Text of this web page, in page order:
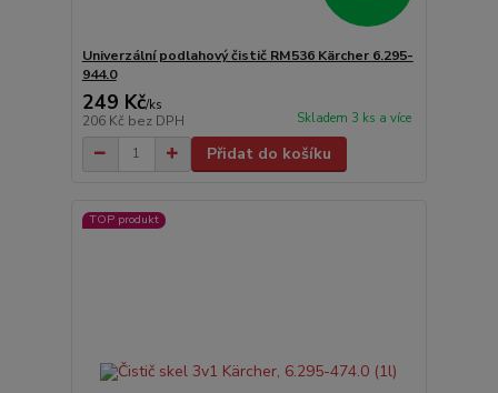
Univerzální podlahový čistič RM536 Kärcher 6.295-
944.0
249 Kč/ks
206 Kč bez DPH Skladem 3 ks a více
Přidat do košíku
TOP produkt